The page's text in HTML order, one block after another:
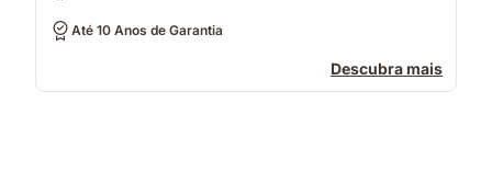
Até 10 Anos de Garantia
Descubra mais